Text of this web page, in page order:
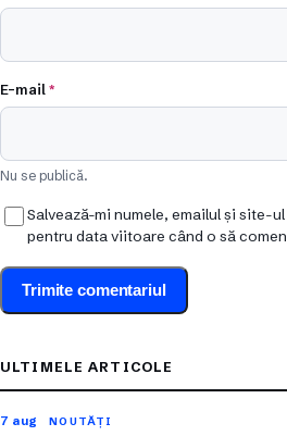
E-mail*
Nu se publică.
Salvează-mi numele, emailul și site-
pentru data viitoare când o să
ULTIMELE ARTICOLE
7 aug NOUTĂȚI